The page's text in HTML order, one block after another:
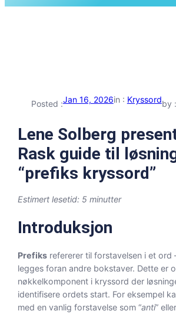
Posted :Jan 16, 2026in : Kryssordby :
Lene Solberg
Rask guide til
“prefiks kryssord”
Estimert lesetid: 5 minutter
Introduksjon
Prefiks refererer til forstavelsen i et ord
legges foran andre bokstaver. Dette er
nøkkelkomponent i kryssord der
identifisere ordets start. For eksempel
med en vanlig forstavelse som “anti”